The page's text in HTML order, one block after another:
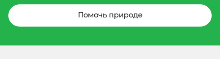
Помочь природе